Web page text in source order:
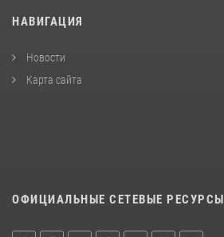
НАВИГАЦИЯ
Новости
Карта сайта
ОФИЦИАЛЬНЫЕ СЕТЕВЫЕ РЕСУРСЫ